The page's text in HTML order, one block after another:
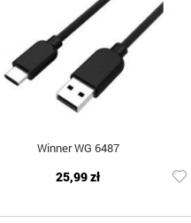
Winner WG 6487
25,99 zł